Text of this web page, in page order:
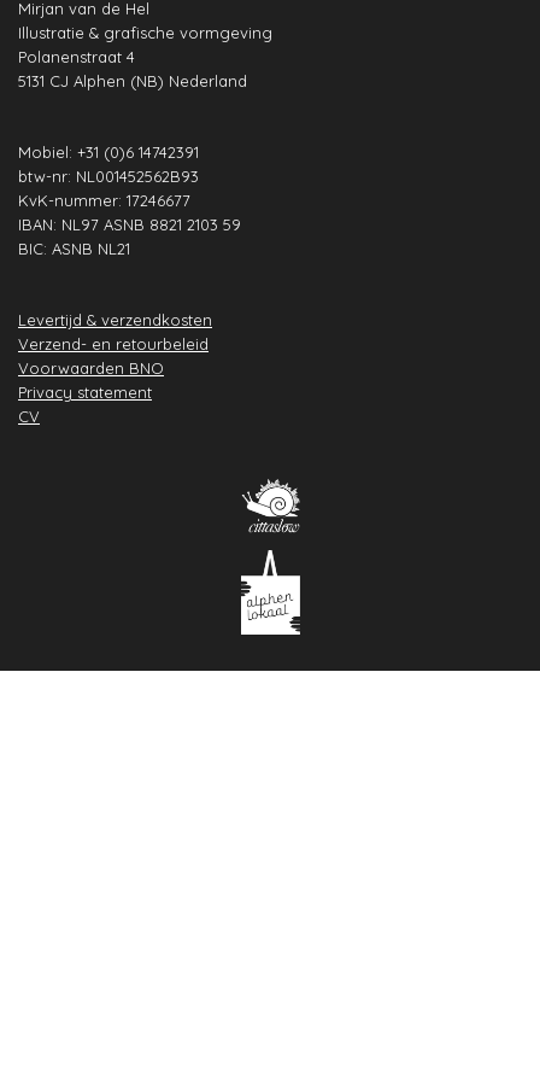
o
o
r
m
I
Mirjan van de Hel
Illustratie & grafische vormgeving
Polanenstraat 4
5131 CJ Alphen (NB) Nederland
Mobiel: +31 (0)6 14742391
btw-nr: NL001452562B93
KvK-nummer: 17246677
IBAN: NL97 ASNB 8821 2103 59
BIC: ASNB NL21
Levertijd & verzendkosten
Verzend- en retourbeleid
Voorwaarden BNO
Privacy statement
CV